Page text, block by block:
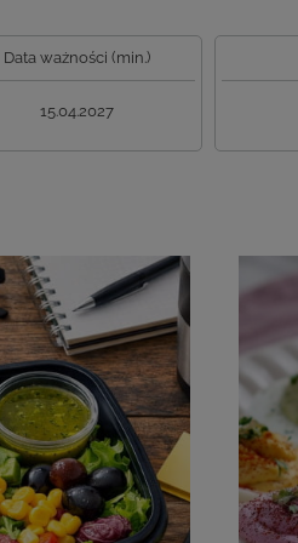
Data ważności (min.)
15.04.2027